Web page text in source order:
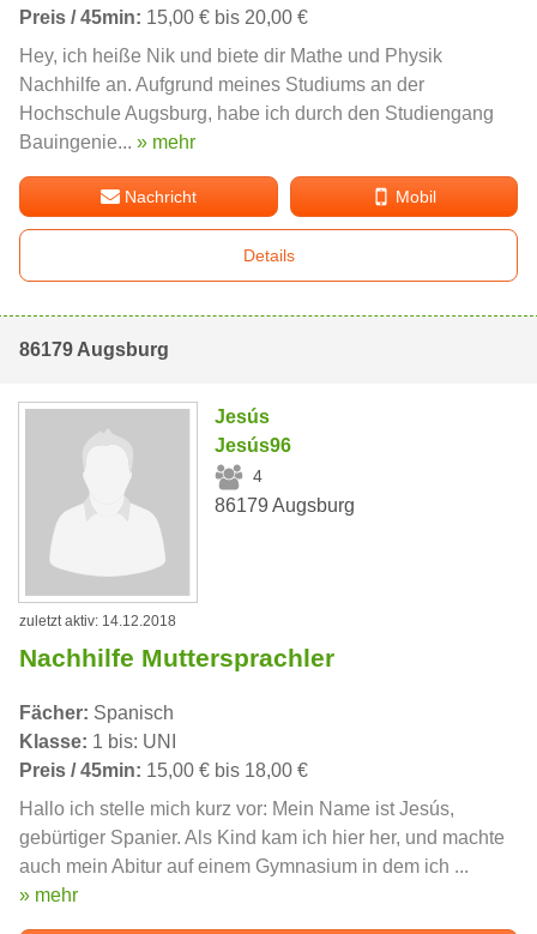
Preis / 45min: 15,00 € bis 20,00 €
Hey, ich heiße Nik und biete dir Mathe und Physik
Nachhilfe an. Aufgrund meines Studiums an der
Hochschule Augsburg, habe ich durch den Studiengang
Bauingenie... » mehr
Nachricht Mobil
Details
86179 Augsburg
Jesús
Jesús96
4
86179 Augsburg
zuletzt aktiv: 14.12.2018
Nachhilfe Muttersprachler
Fächer: Spanisch
Klasse: 1 bis: UNI
Preis / 45min: 15,00 € bis 18,00 €
Hallo ich stelle mich kurz vor: Mein Name ist Jesús,
gebürtiger Spanier. Als Kind kam ich hier her, und machte
auch mein Abitur auf einem Gymnasium in dem ich ...
» mehr